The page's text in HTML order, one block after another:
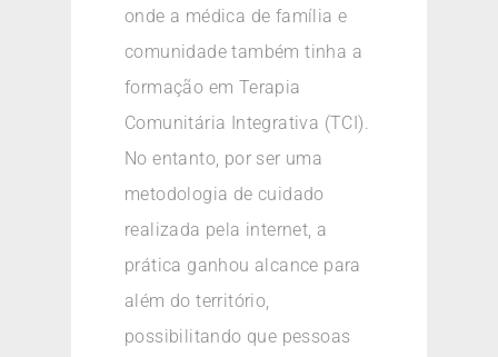
onde a médica de família e
comunidade também tinha a
formação em Terapia
Comunitária Integrativa (TCI).
No entanto, por ser uma
metodologia de cuidado
realizada pela internet, a
prática ganhou alcance para
além do território,
possibilitando que pessoas